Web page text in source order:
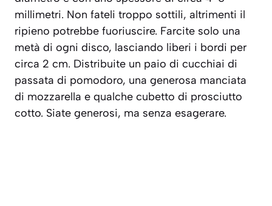
millimetri. Non fateli troppo sottili, altrimenti il
ripieno potrebbe fuoriuscire. Farcite solo una
metà di ogni disco, lasciando liberi i bordi per
circa 2 cm. Distribuite un paio di cucchiai di
passata di pomodoro, una generosa manciata
di mozzarella e qualche cubetto di prosciutto
cotto. Siate generosi, ma senza esagerare.